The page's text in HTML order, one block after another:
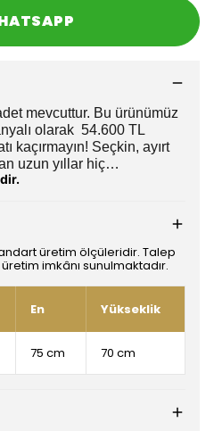
mevcuttur. Bu ürünümüz
olarak 54.600 TL
kaçırmayın! Seçkin, ayırt
uzun yıllar hiç…
üretim ölçüleridir. Talep
üretim imkânı sunulmaktadır.
En Yükseklik
75 cm 70 cm